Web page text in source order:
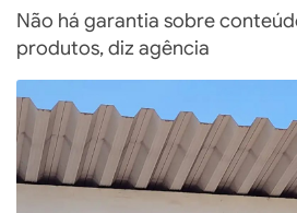
Não há garantia sobre
produtos, diz agência